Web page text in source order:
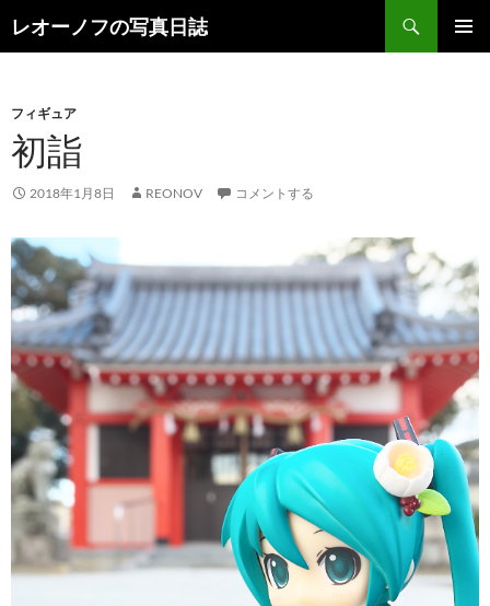
レオーノフの写真日誌
索
ン
ツ
へ
キ
プ
フィギュア
初詣
2018年1月8日 REONOV コメントする